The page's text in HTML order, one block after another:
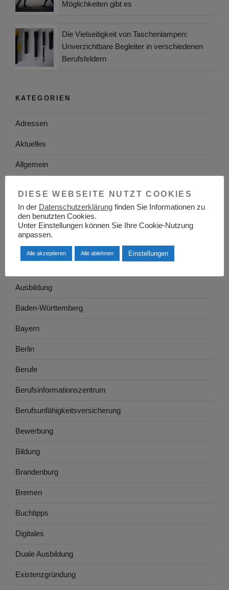
Möglichkeiten gibt es
Die Vielseitigkeit von Taschenlampen:
Unverzichtbare Begleiter in verschiedenen
Berufsfeldern
KATEGORIEN
Adressen
Aktuelles
Allgemein
Arbeitsplatzsuche
Arbeitsrecht
Arbeitswelt
Ausbildung
Baden-Württemberg
Bayern
Berlin
Berufe
Berufsinformationszentrum
Berufsunfähigkeitsversicherung
Bewerbung
Bildung
Brandenburg
Bremen
Buchtipps
Digitales
Duale Ausbildung
Existenzgründung
DIESE WEBSEITE NUTZT COOKIES
In der Datenschutzerklärung finden Sie Informationen zu
den benutzten Cookies.
Unter Einstellungen können Sie Ihre Cookie-Nutzung
anpassen.
Alle akzeptieren Alle ablehnen Einstellungen